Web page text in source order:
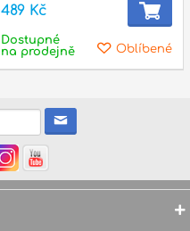
489 Kč
Oblíbené
Dostupné
na prodejně